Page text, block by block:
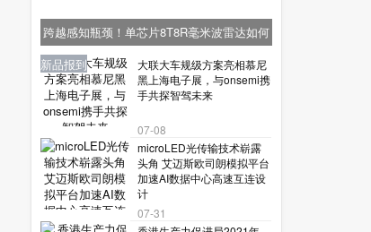
跨越感知瓶颈！单芯片8T8R毫米波雷达如何
让机器人读懂复杂世界？
业界资讯
大联大车规级方案亮相慕尼
黑上海电子展，与onsemi携
手共探智驾未来
07-08
业界资讯
microLED光传输技术崭露
头角 艾迈斯欧司朗模拟平台
加速AI数据中心高速互连设
计
07-31
业界资讯
新品报到
新品报到